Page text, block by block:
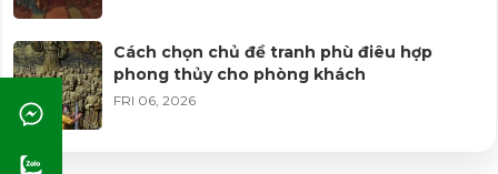
Cách vệ sinh và bảo quản tranh phù điêu
MON 09, 2025
Cách chọn chủ đề tranh phù điêu hợp
phong thủy cho phòng khách
FRI 06, 2026